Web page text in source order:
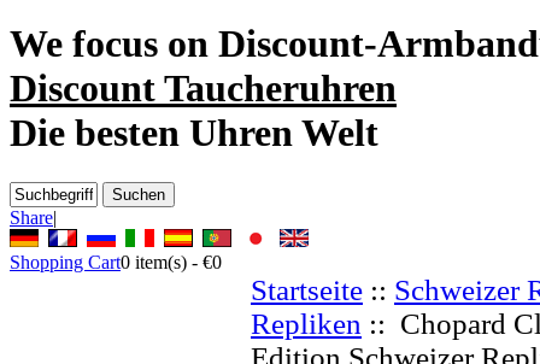
We focus on Discount-
Discount Taucheruhren
Die besten Uhren Welt
Share|
Shopping Cart0 item(s) - €0
Startseite :: Schweizer
Repliken :: Chopard
Edition Schweizer